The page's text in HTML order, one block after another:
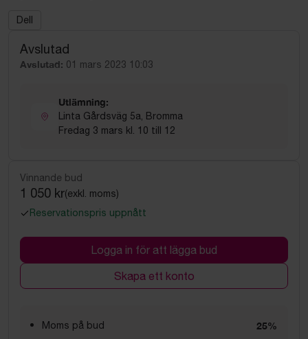
Dell
Avslutad
Avslutad: 01 mars 2023 10:03
Utlämning:
Linta Gårdsväg 5a, Bromma
Fredag 3 mars kl. 10 till 12
Vinnande bud
1 050 kr(exkl. moms)
Reservationspris uppnått
Logga in för att lägga bud
Skapa ett konto
Moms på bud 25%